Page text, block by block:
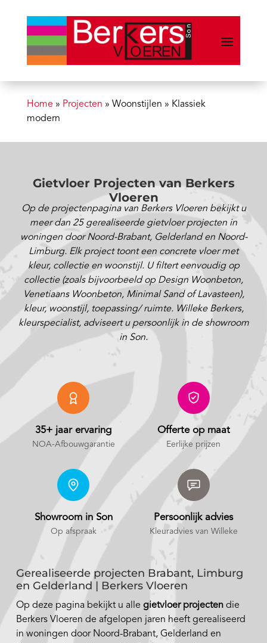
Home» Projecten » Woonstijlen » Klassiek
modern
Gietvloer Projecten van Berkers
Vloeren
Op de projectenpagina van Berkers Vloeren bekijkt u
meer dan 25 gerealiseerde gietvloer projecten in
woningen door Noord-Brabant, Gelderland en Noord-
Limburg. Elk project toont een concrete vloer met
kleur, collectie en woonstijl. U filtert eenvoudig op
collectie (zoals bijvoorbeeld op Design Woonbeton,
Venetiaans Woonbeton, Minimal Sand of Lavasteen),
kleur, woonstijl, toepassing/ ruimte. Willeke Berkers,
kleurspecialist, adviseert u persoonlijk in de showroom
in Son.
35+ jaar ervaring
NOA-Afbouwgarantie
Offerte op maat
Eerlijke prijzen
Showroom in Son
Op afspraak
Persoonlijk advies
Kleuradvies van Willeke
Gerealiseerde projecten Brabant, Limburg
en Gelderland | Berkers Vloeren
Op deze pagina bekijkt u allegietvloer projecten die
Berkers Vloeren de afgelopen jaren heeft gerealiseerd
in woningen door Noord-Brabant, Gelderland en